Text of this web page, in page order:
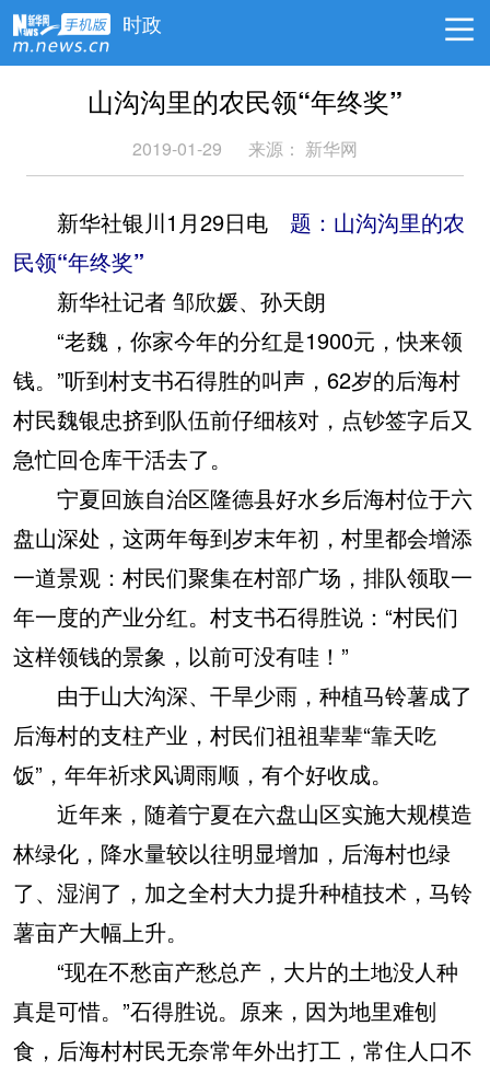
时政
山沟沟里的农民领“年终奖”
2019-01-29 来源： 新华网
新华社银川1月29日电 题：山沟沟里的农
民领“年终奖”
新华社记者 邹欣媛、孙天朗
“老魏，你家今年的分红是1900元，快来领
钱。”听到村支书石得胜的叫声，62岁的后海村
村民魏银忠挤到队伍前仔细核对，点钞签字后又
急忙回仓库干活去了。
宁夏回族自治区隆德县好水乡后海村位于六
盘山深处，这两年每到岁末年初，村里都会增添
一道景观：村民们聚集在村部广场，排队领取一
年一度的产业分红。村支书石得胜说：“村民们
这样领钱的景象，以前可没有哇！”
由于山大沟深、干旱少雨，种植马铃薯成了
后海村的支柱产业，村民们祖祖辈辈“靠天吃
饭”，年年祈求风调雨顺，有个好收成。
近年来，随着宁夏在六盘山区实施大规模造
林绿化，降水量较以往明显增加，后海村也绿
了、湿润了，加之全村大力提升种植技术，马铃
薯亩产大幅上升。
“现在不愁亩产愁总产，大片的土地没人种
真是可惜。”石得胜说。原来，因为地里难刨
食，后海村村民无奈常年外出打工，常住人口不